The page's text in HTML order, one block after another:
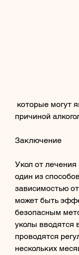
причиной
Заключение
Укол от лечения
один из
зависимостью
может быть
безопасным
уколы вводятся
проводятся
нескольких